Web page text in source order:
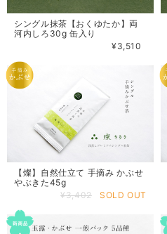
シングル抹茶【おくゆたか】両
河内しろ30g 缶入り
¥3,510
【燦】自然仕立て 手摘み かぶせ
やぶきた45g
¥3,402
SOLD OUT